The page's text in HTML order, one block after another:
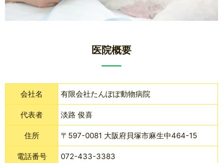
医院概要
会社名 有限会社たんぽぽ動物病院
代表者 淡路 俊喜
住所 〒597-0081 大阪府貝塚市麻生中464-15
電話番号 072-433-3383